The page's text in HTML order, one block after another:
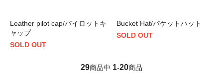
Leather pilot cap/パイロットキ
ャップ
SOLD OUT
Bucket Hat/バケットハット
SOLD OUT
29商品中 1-20商品